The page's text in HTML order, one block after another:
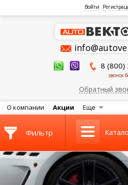
Войти
8 (800)
звонок
Обратный
О компании Акции Еще
Фильтр